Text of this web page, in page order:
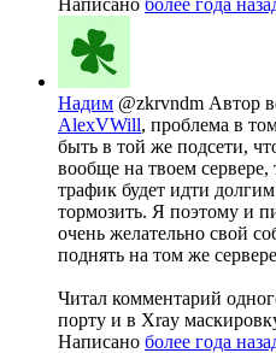
Написано более года
Надим @zkrvndm Автор
AlexVWill, проблема в
быть в той же подсети,
вообще на твоем сервере,
трафик будет идти
тормозить. Я поэтому и
очень желательно свой
поднять на том же
Читал комментарий
порту и в Xray
Написано более года